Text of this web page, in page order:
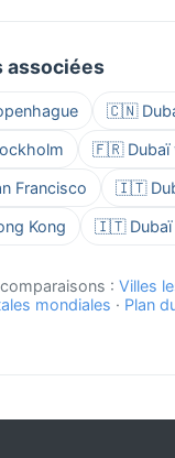
associées
🇨🇳
🇫🇷 Dubaï
Francisco 🇮🇹
Kong 🇮🇹 Dubaï
: Villes
mondiales · Plan